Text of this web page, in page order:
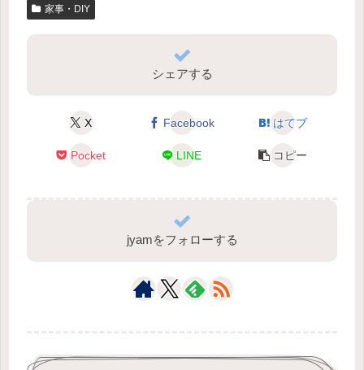
家事・DIY
シェアする
X Facebook はてブ
Pocket LINE コピー
jyamをフォローする